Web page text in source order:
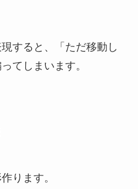
すると、「ただ移動し
てしまいます。
ります。